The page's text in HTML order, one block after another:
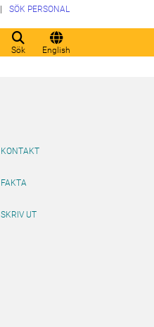
Sök English
SÖK PERSONAL
KONTAKT
FAKTA
SKRIV UT